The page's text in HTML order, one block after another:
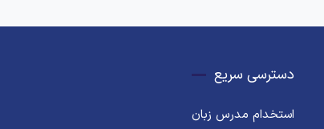
دسترسی سریع
استخدام مدرس زبان